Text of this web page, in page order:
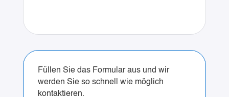
Füllen Sie das Formular aus und wir
werden Sie so schnell wie möglich
kontaktieren.